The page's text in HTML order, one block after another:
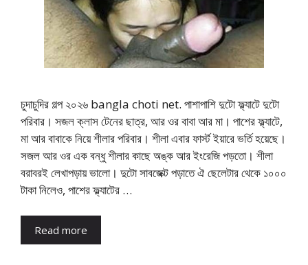
চুদাচুদির গল্প ২০২৬ bangla choti net. পাশাপাশি দুটো ফ্ল্যাটে দুটো
পরিবার। সজল ক্লাস টেনের ছাত্র, আর ওর বাবা আর মা। পাশের ফ্ল্যাটে,
মা আর বাবাকে নিয়ে শীলার পরিবার। শীলা এবার ফার্স্ট ইয়ারে ভর্তি হয়েছে।
সজল আর ওর এক বন্ধু শীলার কাছে অঙ্ক আর ইংরেজি পড়তো। শীলা
বরাবরই লেখাপড়ায় ভালো। দুটো সাবজেক্ট পড়াতে ঐ ছেলেটার থেকে ১০০০
টাকা নিলেও, পাশের ফ্ল্যাটের …
Read more